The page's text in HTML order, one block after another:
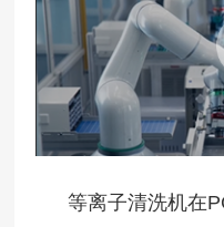
等离子清洗机在